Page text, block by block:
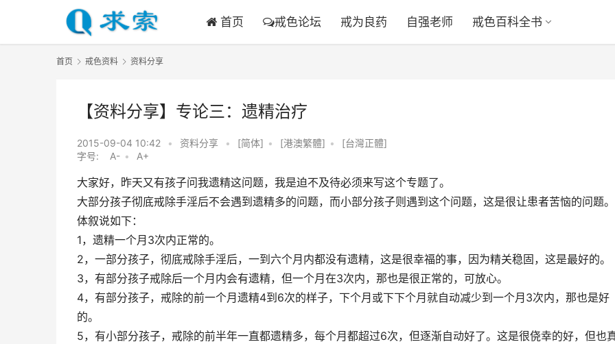
首页 戒色论坛 戒为良药 自强老师 戒色百科全书
首页 戒色资料 资料分享
【资料分享】专论三：遗精治疗
2015-09-04 10:42 • 资料分享 • [简体] • [港澳繁體] •
[台灣正體]
字号:
A- • A+
大家好，昨天又有孩子问我遗精这问题，我是迫不及待必须来写这个专题了。
大部分孩子彻底戒除手淫后不会遇到遗精多的问题，而小部分孩子则遇到这个问题，这是很让患者苦恼的问题
体叙说如下：
1，遗精一个月3次内正常的。
2，一部分孩子，彻底戒除手淫后，一到六个月内都没有遗精，这是很幸福的事，因为精关稳固，这是最好的。
3，有部分孩子戒除后一个月内会有遗精，但一个月在3次内，那也是很正常的，可放心。
4，有部分孩子，戒除的前一个月遗精4到6次的样子，下个月或下下个月就自动减少到一个月3次内，那也是好
的。
5，有小部分孩子，戒除的前半年一直都遗精多，每个月都超过6次，但逐渐自动好了。这是很侥幸的好，但也